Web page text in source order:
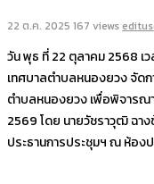
22 ต.ค. 2025 167 views
วัน พุธ ที่ 22 ตุลาคม 2568 เ
เทศบาลตำบลหนองยวง จัด
ตำบลหนองยวง เพื่อพิจารณ
2569 โดย นายวัชราวุฒิ ฉา
ประธานการประชุมฯ ณ ห้อ